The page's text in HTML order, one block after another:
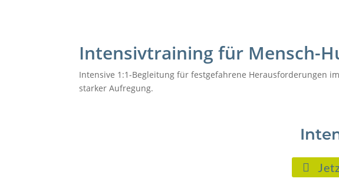
Intensivtraining für Mensch-
Intensive 1:1-Begleitung für festgefahrene Herausforderungen
starker Aufregung.